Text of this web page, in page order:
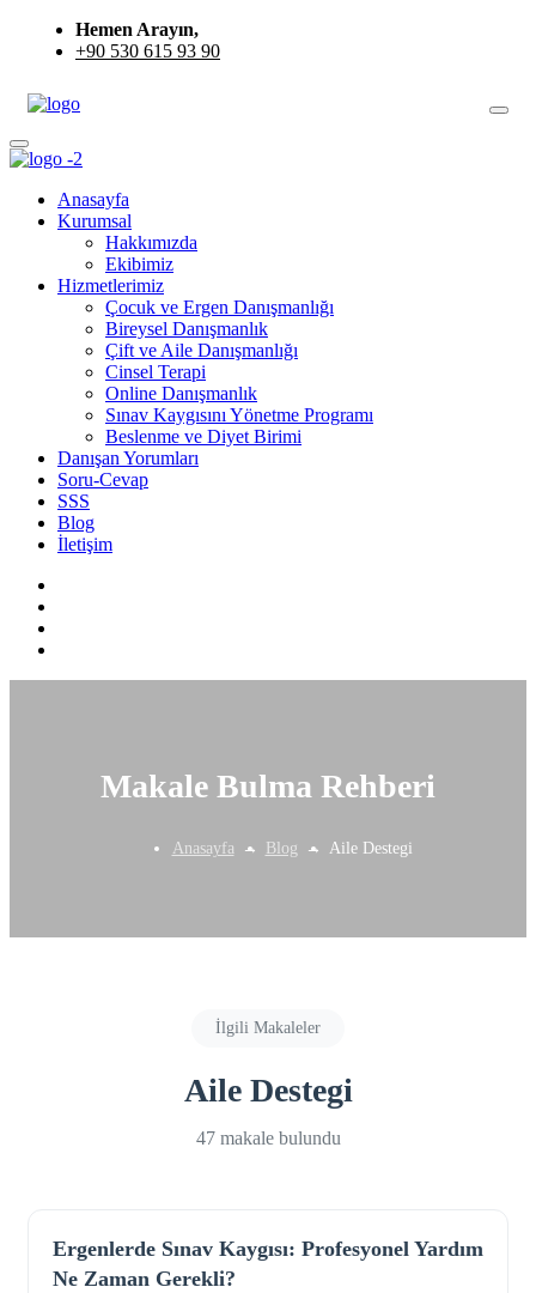
Hemen Arayın,
+90 530 615 93 90
Anasayfa
Kurumsal
Hakkımızda
Ekibimiz
Hizmetlerimiz
Çocuk ve Ergen Danışmanlığı
Bireysel Danışmanlık
Çift ve Aile Danışmanlığı
Cinsel Terapi
Online Danışmanlık
Sınav Kaygısını Yönetme Programı
Beslenme ve Diyet Birimi
Danışan Yorumları
Soru-Cevap
SSS
Blog
İletişim
Makale Bulma Rehberi
Anasayfa Blog Aile Destegi
İlgili Makaleler
Aile Destegi
47 makale bulundu
Ergenlerde Sınav Kaygısı: Profesyonel Yardım
Ne Zaman Gerekli?